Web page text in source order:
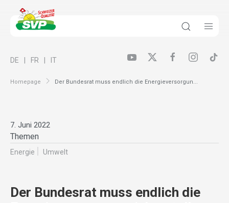
Homepage Der Bundesrat muss endlich die Energieversorgun...
DE FR IT
7. Juni 2022
Themen
Energie Umwelt
Der Bundesrat muss endlich die